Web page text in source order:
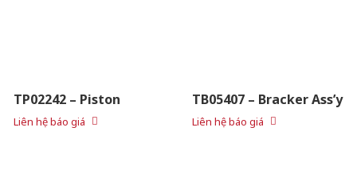
TP02242 – Piston
Liên hệ báo giá
TB05407 – Bracker Ass’y
Liên hệ báo giá